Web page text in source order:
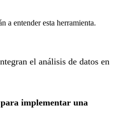
a entender esta herramienta.
el análisis de datos en
implementar una